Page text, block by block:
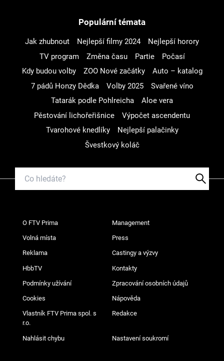
Populární témata
Jak zhubnout Nejlepší filmy 2024
Nejlepší horory
TV program
Změna času Partie
Počasí
Kdy budou volby
ZOO Nové začátky
Auto – katalog
7 pádů Honzy Dědka
Volby 2025
Svařené víno
Tatarák podle Pohlreicha
Aloe vera
Pěstování lichořeřišnice
Výpočet ascendentu
Tvarohové knedlíky
Nejlepší palačinky
Švestkový koláč
O FTV Prima Management
Volná místa Press
Reklama Castingy a výzvy
HbbTV Kontakty
Podmínky užívání Zpracování osobních údajů
Cookies Nápověda
Vlastník FTV Prima spol. s
r.o.
Redakce
Nahlásit chybu Nastavení soukromí